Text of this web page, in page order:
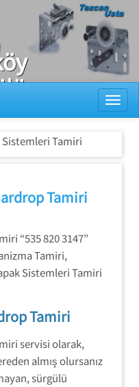
Tamiri
Tamiri
“535 820 3147”
Tamiri,
Sistemleri Tamiri
Tamiri
servisi olarak,
almış olursanız
sürgülü